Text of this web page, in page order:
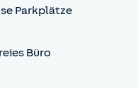
Parkplätze
Büro